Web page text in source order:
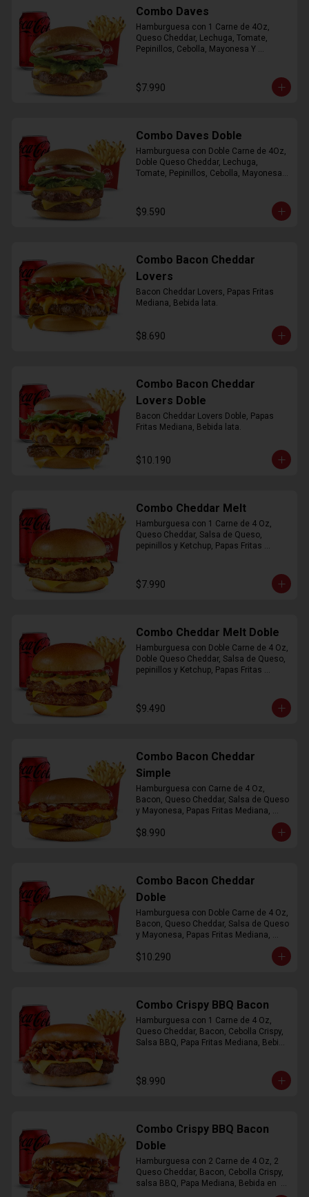
Combo Daves
Hamburguesa con 1 Carne de 4Oz,
Queso Cheddar, Lechuga, Tomate,
Pepinillos, Cebolla, Mayonesa Y
$7.990
Combo Daves Doble
Hamburguesa con Doble Carne de 4Oz,
Doble Queso Cheddar, Lechuga,
Tomate, Pepinillos, Cebolla, Mayonesa y
$9.590
Combo Bacon Cheddar
Lovers
Bacon Cheddar Lovers, Papas Fritas
Mediana, Bebida lata.
$8.690
Combo Bacon Cheddar
Lovers Doble
Bacon Cheddar Lovers Doble, Papas
Fritas Mediana, Bebida lata.
$10.190
Combo Cheddar Melt
Hamburguesa con 1 Carne de 4 Oz,
Queso Cheddar, Salsa de Queso,
pepinillos y Ketchup, Papas Fritas
$7.990
Combo Cheddar Melt Doble
Hamburguesa con Doble Carne de 4 Oz,
Doble Queso Cheddar, Salsa de Queso,
pepinillos y Ketchup, Papas Fritas
$9.490
Combo Bacon Cheddar
Simple
Hamburguesa con Carne de 4 Oz,
Bacon, Queso Cheddar, Salsa de Queso
y Mayonesa, Papas Fritas Mediana,
$8.990
Combo Bacon Cheddar
Doble
Hamburguesa con Doble Carne de 4 Oz,
Bacon, Queso Cheddar, Salsa de Queso
y Mayonesa, Papas Fritas Mediana,
$10.290
Combo Crispy BBQ Bacon
Hamburguesa con 1 Carne de 4 Oz,
Queso Cheddar, Bacon, Cebolla Crispy,
Salsa BBQ, Papa Fritas Mediana, Bebida
$8.990
Combo Crispy BBQ Bacon
Doble
Hamburguesa con 2 Carne de 4 Oz, 2
Queso Cheddar, Bacon, Cebolla Crispy,
salsa BBQ, Papa Mediana, Bebida en